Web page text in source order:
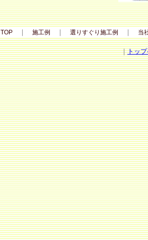
TOP｜ 施工例 ｜ 選りすぐり施工例 ｜ 当
｜トッ